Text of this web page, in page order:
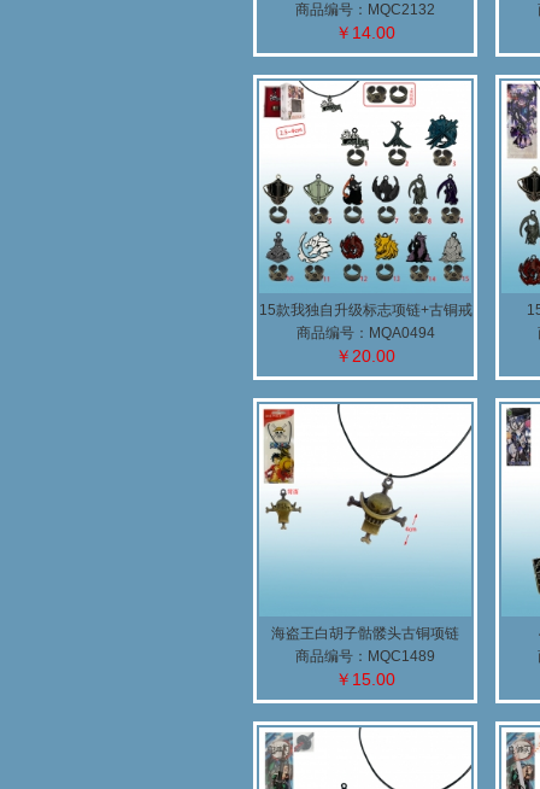
商品编号：MQC2132
￥14.00
15款我独自升级标志项链+古铜戒
指
商品编号：MQA0494
￥20.00
海盗王白胡子骷髅头古铜项链
商品编号：MQC1489
￥15.00